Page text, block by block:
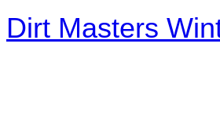
Dirt Masters